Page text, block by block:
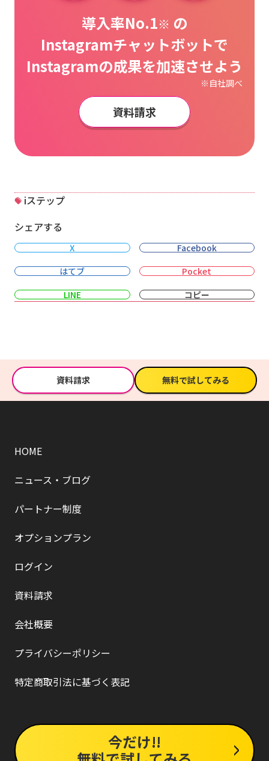
導入率No.1※ の
Instagramチャットボットで
Instagramの成果を加速させよう
※自社調べ
資料請求
iステップ
シェアする
X
Facebook
はてブ
Pocket
LINE
コピー
資料請求 無料で試してみる
HOME
ニュース・ブログ
パートナー制度
オプションプラン
ログイン
資料請求
会社概要
プライバシーポリシー
特定商取引法に基づく表記
今だけ!!